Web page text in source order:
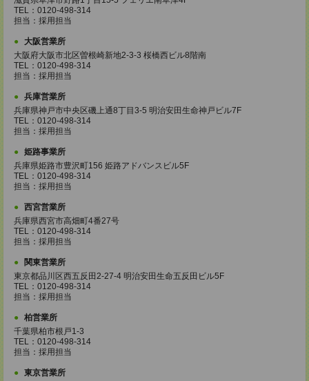
TEL：0120-498-314
担当：採用担当
大阪営業所
大阪府大阪市北区曽根崎新地2-3-3 桜橋西ビル8階南
TEL：0120-498-314
担当：採用担当
兵庫営業所
兵庫県神戸市中央区磯上通8丁目3-5 明治安田生命神戸ビル7F
TEL：0120-498-314
担当：採用担当
姫路事業所
兵庫県姫路市豊沢町156 姫路アドバンスビル5F
TEL：0120-498-314
担当：採用担当
西宮営業所
兵庫県西宮市高畑町4番27号
TEL：0120-498-314
担当：採用担当
関東営業所
東京都品川区西五反田2-27-4 明治安田生命五反田ビル5F
TEL：0120-498-314
担当：採用担当
柏営業所
千葉県柏市根戸1-3
TEL：0120-498-314
担当：採用担当
東京営業所